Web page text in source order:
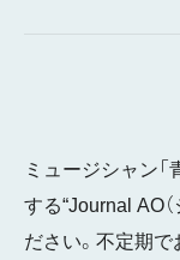
ミュージシャン
する“Journal AO
ださい。不定期